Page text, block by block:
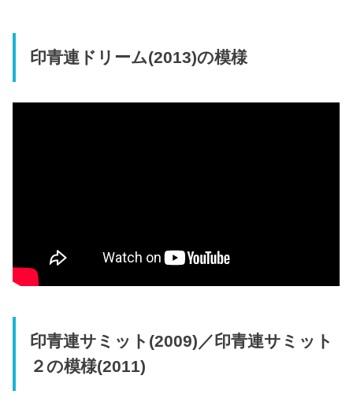
印青連ドリーム(2013)の模様
印青連サミット(2009)／印青連サミット
２の模様(2011)